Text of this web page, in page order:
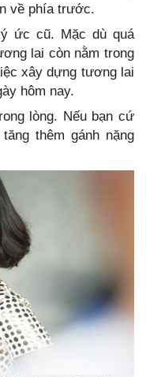
về phía trước.
ức cũ. Mặc dù quá
lai còn nằm trong
xây dựng tương lai
hôm nay.
lòng. Nếu bạn cứ
thêm gánh nặng